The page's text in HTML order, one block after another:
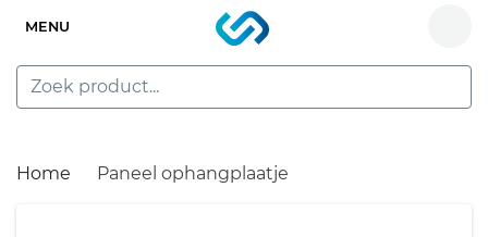
MENU
Home Paneel ophangplaatje